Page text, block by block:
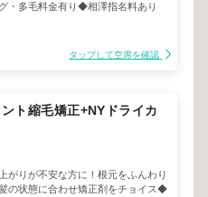
・多毛料金有り◆相澤指名料あり
タップして空席を確認
ト縮毛矯正+NYドライカ
がりが不安な方に！根元をふんわり
の状態に合わせ矯正剤をチョイス◆